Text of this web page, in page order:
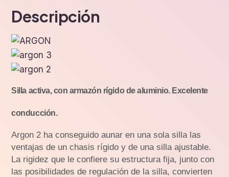
Descripción
Silla activa, con armazón rígido de aluminio. Excelente
conducción.
Argon 2 ha conseguido aunar en una sola silla las
ventajas de un chasis rígido y de una silla ajustable.
La rigidez que le confiere su estructura fija, junto con
las posibilidades de regulación de la silla, convierten